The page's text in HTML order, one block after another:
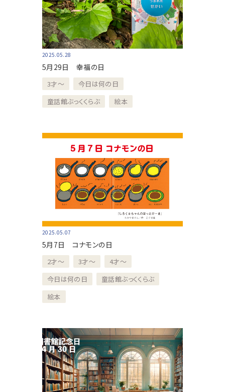
2025.05.28
5月29日 幸福の日
3才～
今日は何の日
童話館ぶっくくらぶ
絵本
2025.05.07
5月7日 コナモンの日
2才～ 3才～
4才～
今日は何の日
童話館ぶっくくらぶ
絵本